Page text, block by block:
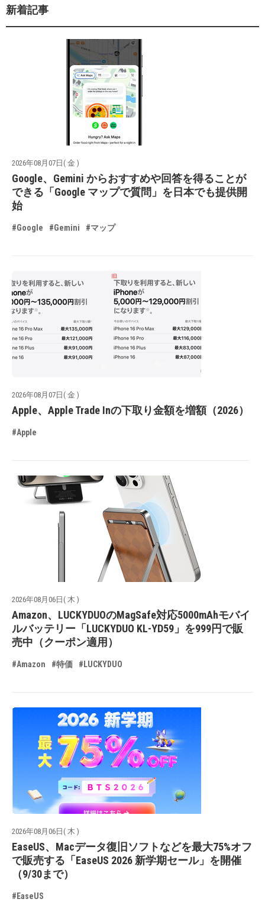
新着記事
2026年08月07日( 金 )
Google、Gemini からおすすめや回答を得ることが
できる「Google マップで質問」を日本でも提供開
始
#Google #Gemini #マップ
2026年08月07日( 金 )
Apple、Apple Trade Inの下取り金額を増額（2026）
#Apple
2026年08月06日( 木 )
Amazon、LUCKYDUOのMagSafe対応5000mAhモバイ
ルバッテリー「LUCKYDUO KL-YD59」を999円で販
売中（クーポン適用）
#Amazon #特価 #LUCKYDUO
2026年08月06日( 木 )
EaseUS、Macデータ復旧ソフトなどを最大75%オフ
で販売する「EaseUS 2026 新学期セール」を開催
（9/30まで）
#EaseUS